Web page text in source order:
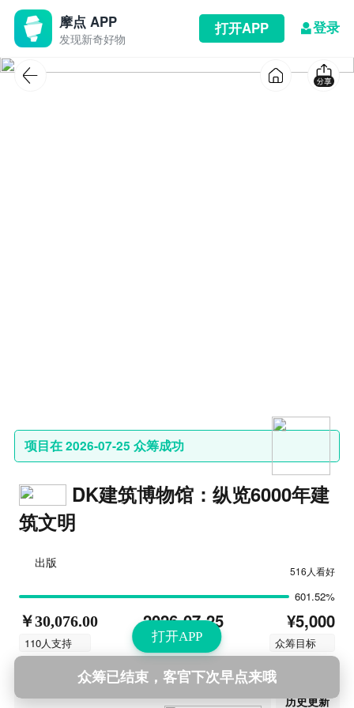
摩点 APP
发现新奇好物
打开APP 登录
打开APP
项目在 2026-07-25 众筹成功
DK建筑博物馆：纵览6000年建
筑文明
出版
516人看好
601.52%
￥30,076.00
110人支持
2026-07-25
结束时间
¥5,000
众筹目标
第9次更新 2026-08-07 13:02
历史更新
众筹已结束，客官下次早点来哦